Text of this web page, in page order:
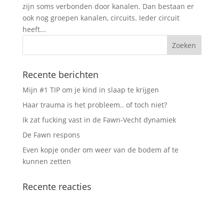
zijn soms verbonden door kanalen. Dan bestaan er
ook nog groepen kanalen, circuits. Ieder circuit
heeft...
Recente berichten
Mijn #1 TIP om je kind in slaap te krijgen
Haar trauma is het probleem.. of toch niet?
Ik zat fucking vast in de Fawn-Vecht dynamiek
De Fawn respons
Even kopje onder om weer van de bodem af te
kunnen zetten
Recente reacties